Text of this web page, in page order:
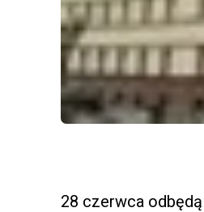
28 czerwca